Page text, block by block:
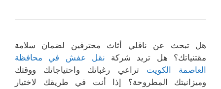
هل تبحث عن ناقلي أثاث محترفين لضمان سلامة
مقتنياتك؟ هل تريد شركة نقل عفش في محافظة
العاصمة الكويت تراعي رغباتك واحتياجاتك ووقتك
وميزانيتك المطروحة؟ إذا أنت في طريقك لاختيار